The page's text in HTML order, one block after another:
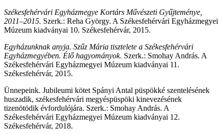
Székesfehérvári Egyházmegye Kortárs Művészeti Gyűjteménye,
2011–2015. Szerk.: Reha György. A Székesfehérvári Egyházmegyei
Múzeum kiadványai 10. Székesfehérvár, 2015.
Egyházunknak anyja. Szűz Mária tisztelete a Székesfehérvári
Egyházmegyében. Élő hagyományok. Szerk.: Smohay András. A
Székesfehérvári Egyházmegyei Múzeum kiadványai 11.
Székesfehérvár, 2015.
Ünnepeink. Jubileumi kötet Spányi Antal püspökké szentelésének
huszadik, székesfehérvári megyéspüspöki kinevezésének
tizenötödik évfordulójára. Szerk.: Smohay András. A
Székesfehérvári Egyházmegyei Múzeum kiadványai 12.
Székesfehérvár, 2018.